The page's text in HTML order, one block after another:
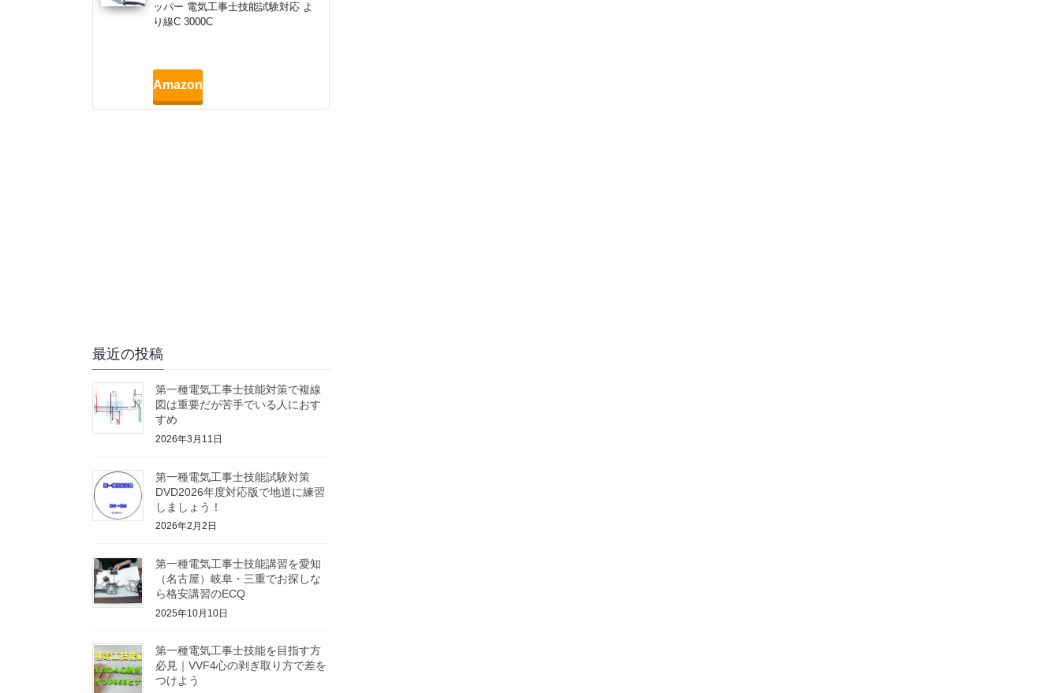
ッパー 電気工事士技能試験対応 よ
り線C 3000C
Amazon
最近の投稿
第一種電気工事士技能対策で複線
図は重要だが苦手でいる人におす
すめ
2026年3月11日
第一種電気工事士技能試験対策
DVD2026年度対応版で地道に練習
しましょう！
2026年2月2日
第一種電気工事士技能講習を愛知
（名古屋）岐阜・三重でお探しな
ら格安講習のECQ
2025年10月10日
第一種電気工事士技能を目指す方
必見｜VVF4心の剥ぎ取り方で差を
つけよう